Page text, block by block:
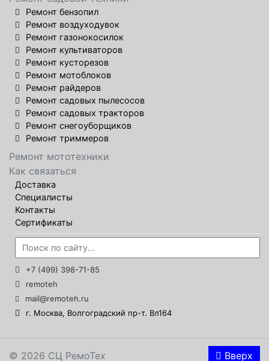
Ремонт бензопил
Ремонт воздуходувок
Ремонт газонокосилок
Ремонт культиваторов
Ремонт кусторезов
Ремонт мотоблоков
Ремонт райдеров
Ремонт садовых пылесосов
Ремонт садовых тракторов
Ремонт снегоуборщиков
Ремонт триммеров
Ремонт мототехники
Как связаться
Доставка
Специалисты
Контакты
Сертификаты
+7 (499) 398-71-85
remoteh
mail@remoteh.ru
г. Москва, Волгоградский пр-т. Вл164
© 2026 СЦ РемоТех Вверх